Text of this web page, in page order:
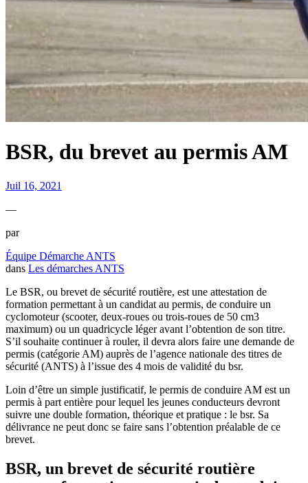
BSR, du brevet au permis AM
Juil 16, 2021
—
par
Équipe Démarche ANTS
dans Les démarches ANTS
Le BSR, ou brevet de sécurité routière, est une attestation de
formation permettant à un candidat au permis, de conduire un
cyclomoteur (scooter, deux-roues ou trois-roues de 50 cm3
maximum) ou un quadricycle léger avant l’obtention de son titre.
S’il souhaite continuer à rouler, il devra alors faire une demande de
permis (catégorie AM) auprès de l’agence nationale des titres de
sécurité (ANTS) à l’issue des 4 mois de validité du bsr.
Loin d’être un simple justificatif, le permis de conduire AM est un
permis à part entière pour lequel les jeunes conducteurs devront
suivre une double formation, théorique et pratique : le bsr. Sa
délivrance ne peut donc se faire sans l’obtention préalable de ce
brevet.
BSR, un brevet de sécurité routière